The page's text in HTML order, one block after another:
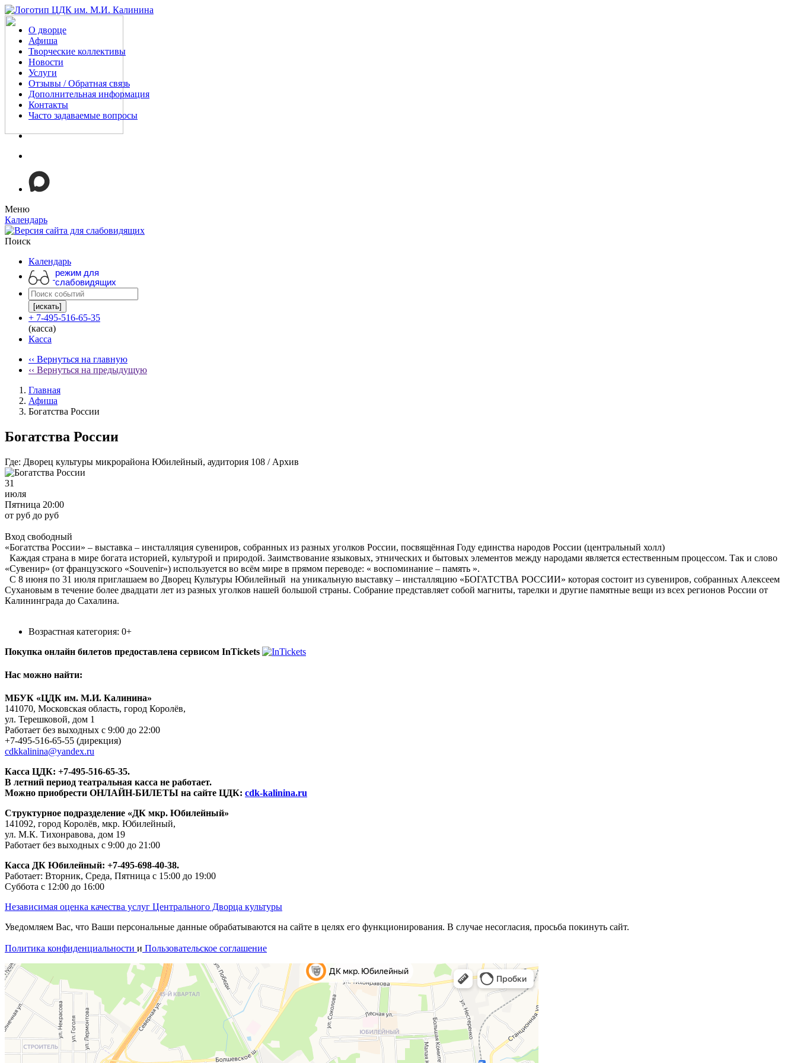
О дворце
Афиша
Творческие коллективы
Новости
Услуги
Отзывы / Обратная связь
Дополнительная информация
Контакты
Часто задаваемые вопросы
Меню
Календарь
Поиск
Календарь
режим для
слабовидящих
[искать]
+ 7-495-516-65-35
(касса)
Касса
‹‹ Вернуться на главную
‹‹ Вернуться на предыдущую
Главная
Афиша
Богатства России
Богатства России
Где: Дворец культуры микрорайона Юбилейный, аудитория 108 / Архив
31
июля
Пятница 20:00
от руб до руб
Вход свободный
«Богатства России» – выставка – инсталляция сувениров, собранных из разных уголков России, посвящённая Году единства народов России (центральный холл)
Каждая страна в мире богата историей, культурой и природой. Заимствование языковых, этнических и бытовых элементов между народами является естественным процессом. Так и слово
«Сувенир» (от французского «Souvenir») используется во всём мире в прямом переводе: « воспоминание – память ».
С 8 июня по 31 июля приглашаем во Дворец Культуры Юбилейный на уникальную выставку – инсталляцию «БОГАТСТВА РОССИИ» которая состоит из сувениров, собранных Алексеем
Сухановым в течение более двадцати лет из разных уголков нашей большой страны. Собрание представляет собой магниты, тарелки и другие памятные вещи из всех регионов России от
Калининграда до Сахалина.
Возрастная категория: 0+
Покупка онлайн билетов предоставлена сервисом InTickets
Нас можно найти:
МБУК «ЦДК им. М.И. Калинина»
141070, Московская область, город Королёв,
ул. Терешковой, дом 1
Работает без выходных с 9:00 до 22:00
+7-495-516-65-55 (дирекция)
cdkkalinina@yandex.ru
Касса ЦДК: +7-495-516-65-35.
В летний период театральная касса не работает.
Можно приобрести ОНЛАЙН-БИЛЕТЫ на сайте ЦДК: cdk-kalinina.ru
Структурное подразделение «ДК мкр. Юбилейный»
141092, город Королёв, мкр. Юбилейный,
ул. М.К. Тихонравова, дом 19
Работает без выходных с 9:00 до 21:00
Касса ДК Юбилейный: +7-495-698-40-38.
Работает: Вторник, Среда, Пятница с 15:00 до 19:00
Суббота с 12:00 до 16:00
Независимая оценка качества услуг Центрального Дворца культуры
Уведомляем Вас, что Ваши персональные данные обрабатываются на сайте в целях его функционирования. В случае несогласия, просьба покинуть сайт.
Политика конфиденциальности и Пользовательское соглашение